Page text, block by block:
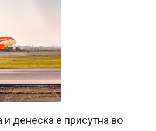
и денеска е присутна во